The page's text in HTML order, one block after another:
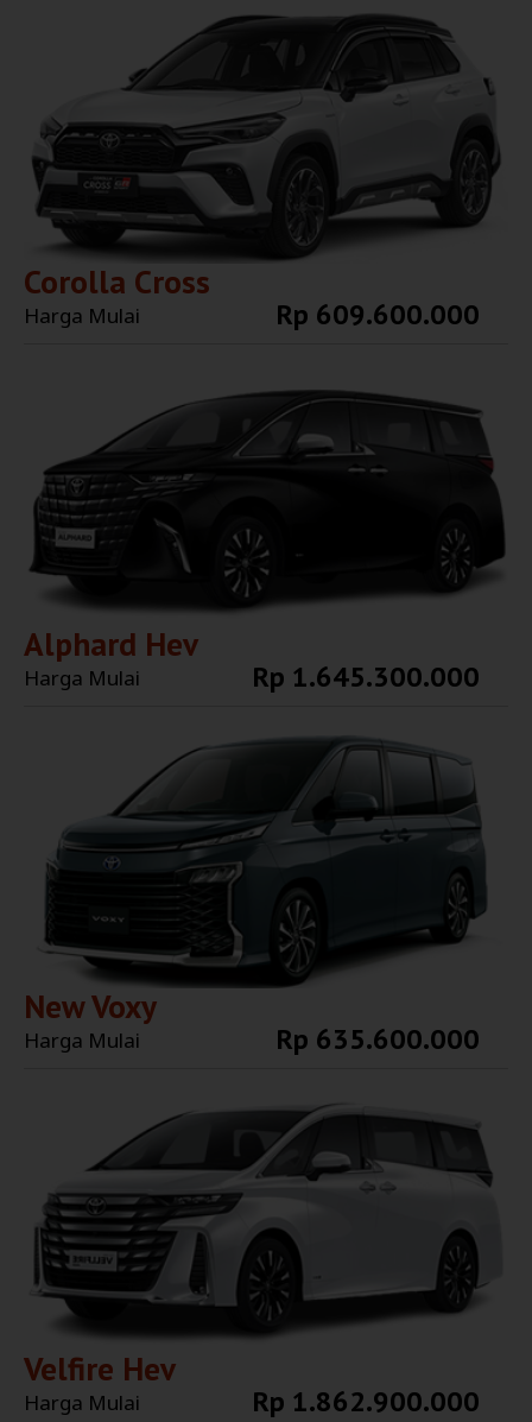
Corolla Cross
Harga Mulai Rp 609.600.000
Alphard Hev
Harga Mulai Rp 1.645.300.000
New Voxy
Harga Mulai Rp 635.600.000
Velfire Hev
Harga Mulai Rp 1.862.900.000